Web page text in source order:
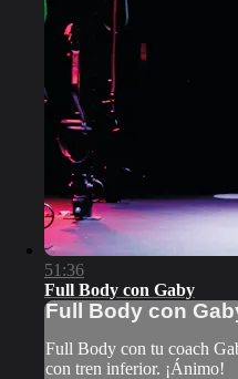
51:36
Full Body con Gaby
Full Body con
Full Body con tu coach
con tren inferior. ¡Ánimo!